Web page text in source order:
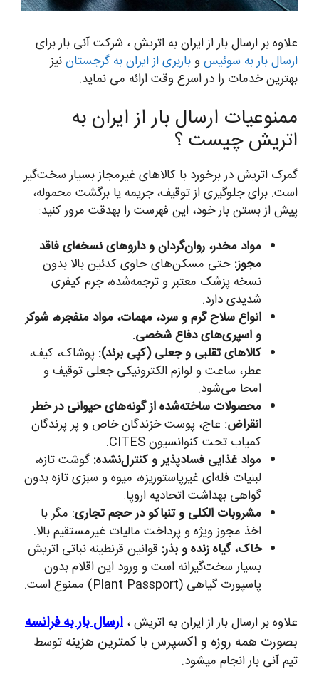
علاوه بر ارسال بار از ایران به اتریش ، شرکت آنی بار برای
ارسال بار به سوئیسوباربری از ایران به گرجستاننیز
بهترین خدمات را در اسرع وقت ارائه می نماید.
ممنوعیات ارسال بار از ایران به
اتریش چیست ؟
گمرک اتریش در برخورد با کالاهای غیرمجاز بسیار سخت‌گیر
است. برای جلوگیری از توقیف، جریمه یا برگشت محموله،
پیش از بستن بار خود، این فهرست را بهدقت مرور کنید:
مواد مخدر، روان‌گردان و داروهای نسخه‌ای فاقد
مجوز: حتی مسکن‌های حاوی کدئین بالا بدون
نسخه پزشک معتبر و ترجمه‌شده، جرم کیفری
شدیدی دارد.
انواع سلاح گرم و سرد، مهمات، مواد منفجره، شوکر
و اسپری‌های دفاع شخصی.
کالاهای تقلبی و جعلی (کپی برند): پوشاک، کیف،
عطر، ساعت و لوازم الکترونیکی جعلی توقیف و
امحا می‌شود.
محصولات ساخته‌شده از گونه‌های حیوانی در خطر
انقراض: عاج، پوست خزندگان خاص و پر پرندگان
کمیاب تحت کنوانسیون CITES.
مواد غذایی فسادپذیر و کنترل‌نشده: گوشت تازه،
لبنیات فله‌ای غیرپاستوریزه، میوه و سبزی تازه بدون
گواهی بهداشت اتحادیه اروپا.
مشروبات الکلی و تنباکو در حجم تجاری: مگر با
اخذ مجوز ویژه و پرداخت مالیات غیرمستقیم بالا.
خاک، گیاه زنده و بذر: قوانین قرنطینه نباتی اتریش
بسیار سخت‌گیرانه است و ورود این اقلام بدون
پاسپورت گیاهی (Plant Passport) ممنوع است.
علاوه بر ارسال بار از ایران به اتریش ، ارسال بار به فرانسه
بصورت همه روزه و اکسپرس با کمترین هزینه توسط
تیم آنی بار انجام میشود.